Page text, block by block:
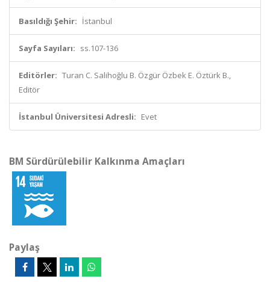
Basıldığı Şehir: İstanbul
Sayfa Sayıları: ss.107-136
Editörler: Turan C. Salihoğlu B. Özgür Özbek E. Öztürk B.,
Editör
İstanbul Üniversitesi Adresli: Evet
BM Sürdürülebilir Kalkınma Amaçları
Paylaş